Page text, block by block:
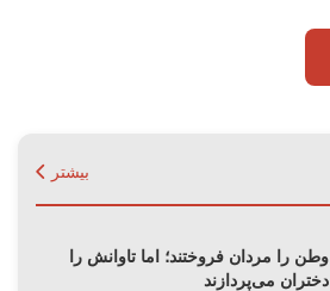
بیشتر
وطن را مردان فروختند؛ اما تاوانش را
دختران می‌پردازند